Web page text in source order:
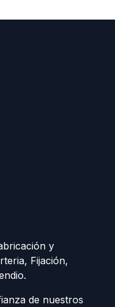
y
Fijación,
de nuestros